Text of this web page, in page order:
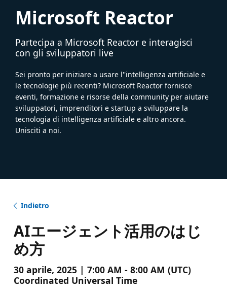
Microsoft Reactor
Partecipa a Microsoft Reactor e interagisci
con gli sviluppatori live
Sei pronto per iniziare a usare l''intelligenza artificiale e
le tecnologie più recenti? Microsoft Reactor fornisce
eventi, formazione e risorse della community per aiutare
sviluppatori, imprenditori e startup a sviluppare la
tecnologia di intelligenza artificiale e altro ancora.
Unisciti a noi.
Indietro
AIエージェント活用のはじ
め方
30 aprile, 2025 | 7:00 AM - 8:00 AM (UTC)
Coordinated Universal Time